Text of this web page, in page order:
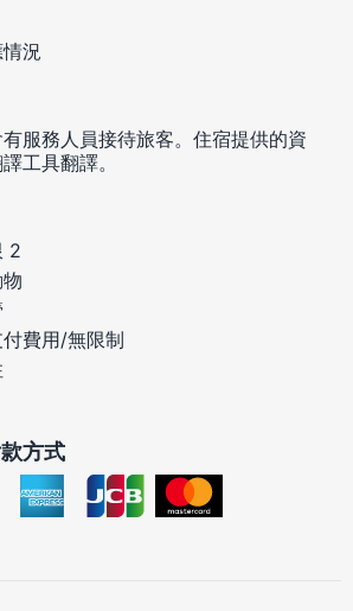
況
服務人員接待旅客。住宿提供的資
工具翻譯。
2
費用/無限制
方式